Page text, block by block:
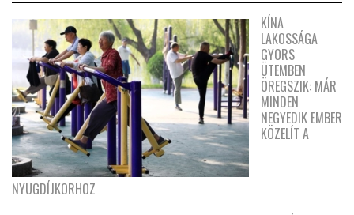
KÍNA
LAKOSSÁGA
GYORS
ÜTEMBEN
ÖREGSZIK: MÁR
MINDEN
NEGYEDIK EMBER
KÖZELÍT A
NYUGDÍJKORHOZ